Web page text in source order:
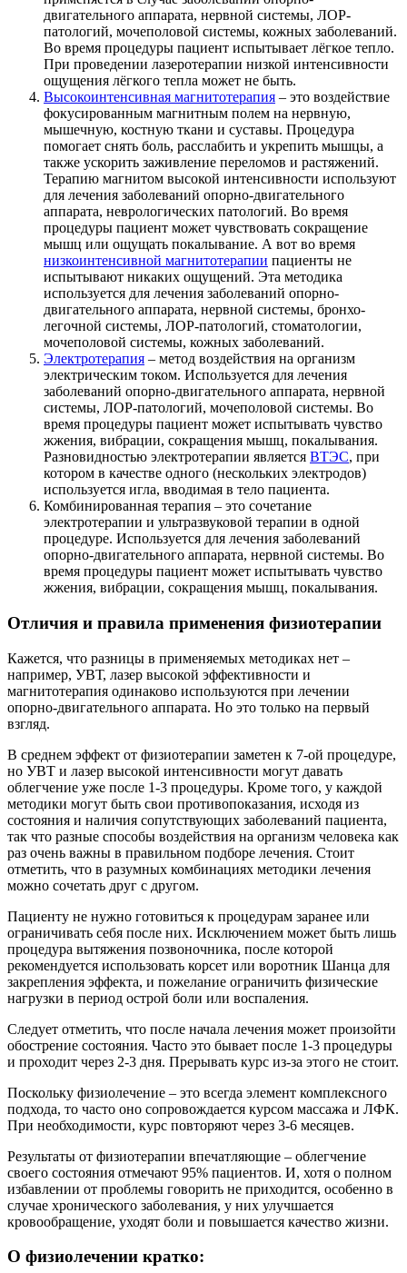
двигательного аппарата, нервной системы, ЛОР-
патологий, мочеполовой системы, кожных заболеваний.
Во время процедуры пациент испытывает лёгкое тепло.
При проведении лазеротерапии низкой интенсивности
ощущения лёгкого тепла может не быть.
Высокоинтенсивная магнитотерапия – это воздействие
фокусированным магнитным полем на нервную,
мышечную, костную ткани и суставы. Процедура
помогает снять боль, расслабить и укрепить мышцы, а
также ускорить заживление переломов и растяжений.
Терапию магнитом высокой интенсивности используют
для лечения заболеваний опорно-двигательного
аппарата, неврологических патологий. Во время
процедуры пациент может чувствовать сокращение
мышц или ощущать покалывание. А вот во время
низкоинтенсивной магнитотерапии пациенты не
испытывают никаких ощущений. Эта методика
используется для лечения заболеваний опорно-
двигательного аппарата, нервной системы, бронхо-
легочной системы, ЛОР-патологий, стоматологии,
мочеполовой системы, кожных заболеваний.
Электротерапия – метод воздействия на организм
электрическим током. Используется для лечения
заболеваний опорно-двигательного аппарата, нервной
системы, ЛОР-патологий, мочеполовой системы. Во
время процедуры пациент может испытывать чувство
жжения, вибрации, сокращения мышц, покалывания.
Разновидностью электротерапии является ВТЭС, при
котором в качестве одного (нескольких электродов)
используется игла, вводимая в тело пациента.
Комбинированная терапия – это сочетание
электротерапии и ультразвуковой терапии в одной
процедуре. Используется для лечения заболеваний
опорно-двигательного аппарата, нервной системы. Во
время процедуры пациент может испытывать чувство
жжения, вибрации, сокращения мышц, покалывания.
Отличия и правила применения физиотерапии
Кажется, что разницы в применяемых методиках нет –
например, УВТ, лазер высокой эффективности и
магнитотерапия одинаково используются при лечении
опорно-двигательного аппарата. Но это только на первый
взгляд.
В среднем эффект от физиотерапии заметен к 7-ой процедуре,
но УВТ и лазер высокой интенсивности могут давать
облегчение уже после 1-3 процедуры. Кроме того, у каждой
методики могут быть свои противопоказания, исходя из
состояния и наличия сопутствующих заболеваний пациента,
так что разные способы воздействия на организм человека как
раз очень важны в правильном подборе лечения. Стоит
отметить, что в разумных комбинациях методики лечения
можно сочетать друг с другом.
Пациенту не нужно готовиться к процедурам заранее или
ограничивать себя после них. Исключением может быть лишь
процедура вытяжения позвоночника, после которой
рекомендуется использовать корсет или воротник Шанца для
закрепления эффекта, и пожелание ограничить физические
нагрузки в период острой боли или воспаления.
Следует отметить, что после начала лечения может произойти
обострение состояния. Часто это бывает после 1-3 процедуры
и проходит через 2-3 дня. Прерывать курс из-за этого не стоит.
Поскольку физиолечение – это всегда элемент комплексного
подхода, то часто оно сопровождается курсом массажа и ЛФК.
При необходимости, курс повторяют через 3-6 месяцев.
Результаты от физиотерапии впечатляющие – облегчение
своего состояния отмечают 95% пациентов. И, хотя о полном
избавлении от проблемы говорить не приходится, особенно в
случае хронического заболевания, у них улучшается
кровообращение, уходят боли и повышается качество жизни.
О физиолечении кратко: